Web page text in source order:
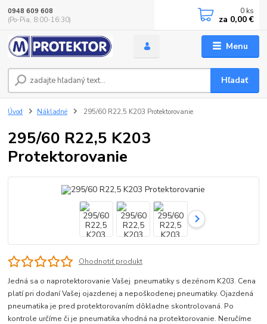
Menu
Hľadať
0948 609 608
(Po-Pia, 8:00-16:30)
0 ks
za 0,00 €
Úvod Nákladné 295/60 R22,5 K203 Protektorovanie
295/60 R22,5 K203
Protektorovanie
Ohodnotiť produkt
Jedná sa o naprotektorovanie Vašej pneumatiky s dezénom K203. Cena
platí pri dodaní Vašej ojazdenej a nepoškodenej pneumatiky. Ojazdená
pneumatika je pred protektorovaním dôkladne skontrolovaná. Po
kontrole určíme či je pneumatika vhodná na protektorovanie. Neručíme